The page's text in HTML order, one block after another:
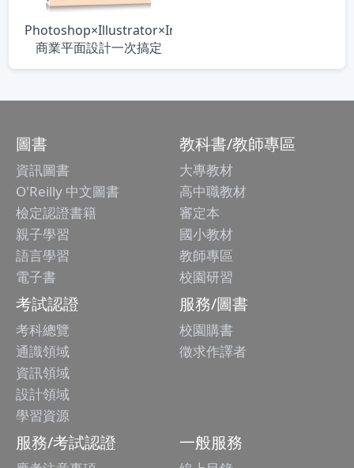
Photoshop×Illustrator×InDesign
商業平面設計一次搞定
圖書
資訊圖書
O'Reilly 中文圖書
檢定認證書籍
親子學習
語言學習
電子書
教科書/教師專區
大專教材
高中職教材
審定本
國小教材
教師專區
校園研習
考試認證
考科總覽
通識領域
資訊領域
設計領域
學習資源
服務/圖書
校園購書
徵求作譯者
服務/考試認證 一般服務